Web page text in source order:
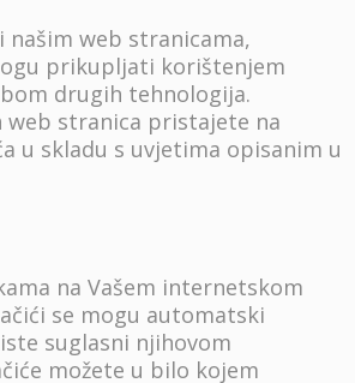
našim web stranicama,
prikupljati korištenjem
drugih tehnologija.
web stranica pristajete na
u skladu s uvjetima opisanim u
na Vašem internetskom
se mogu automatski
suglasni njihovom
možete u bilo kojem